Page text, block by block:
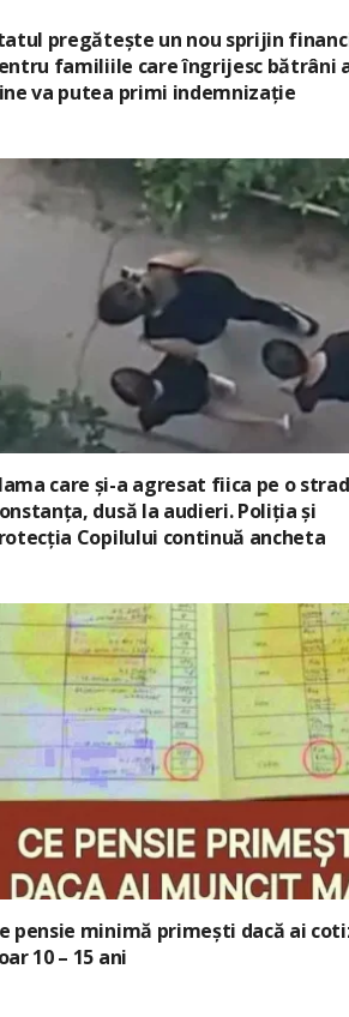
pregătește un nou sprijin
familiile care îngrijesc bătrâni
va putea primi indemnizație
care și-a agresat fiica pe o
dusă la audieri. Poliția și
Copilului continuă ancheta
pensie minimă primești dacă ai
10 – 15 ani